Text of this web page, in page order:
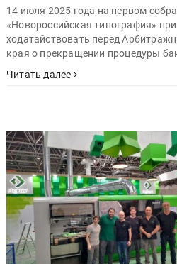
14 июля 2025 года на первом
«Новороссийская типография»
ходатайствовать перед
края о прекращении процедуры
Читать далее